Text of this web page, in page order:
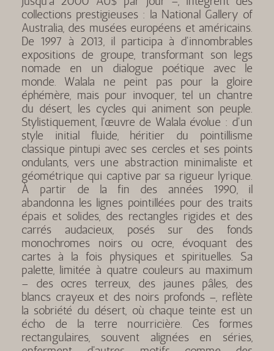
collections prestigieuses : la National Gallery of
Australia, des musées européens et américains.
De 1997 à 2013, il participa à d'innombrables
expositions de groupe, transformant son legs
nomade en un dialogue poétique avec le
monde. Walala ne peint pas pour la gloire
éphémère, mais pour invoquer, tel un chantre
du désert, les cycles qui animent son peuple.
Stylistiquement, l'œuvre de Walala évolue : d'un
style initial fluide, héritier du pointillisme
classique pintupi avec ses cercles et ses points
ondulants, vers une abstraction minimaliste et
géométrique qui captive par sa rigueur lyrique.
À partir de la fin des années 1990, il
abandonna les lignes pointillées pour des traits
épais et solides, des rectangles rigides et des
carrés audacieux, posés sur des fonds
monochromes noirs ou ocre, évoquant des
cartes à la fois physiques et spirituelles. Sa
palette, limitée à quatre couleurs au maximum
– des ocres terreux, des jaunes pâles, des
blancs crayeux et des noirs profonds –, reflète
la sobriété du désert, où chaque teinte est un
écho de la terre nourricière. Ces formes
rectangulaires, souvent alignées en séries,